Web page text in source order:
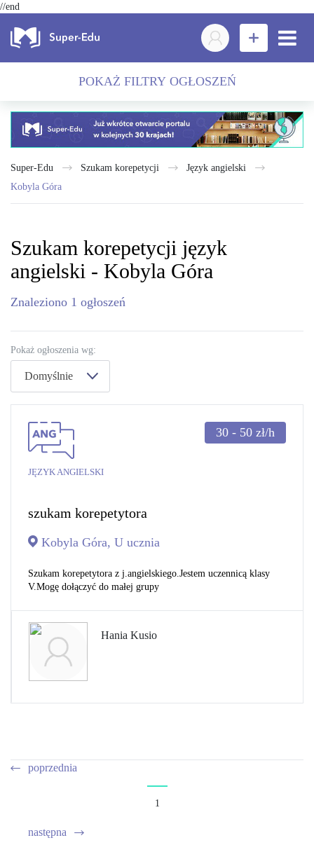
//end
POKAŻ FILTRY OGŁOSZEŃ
Super-Edu Szukam korepetycji
język angielski
Kobyla Góra
Szukam korepetycji język
angielski - Kobyla Góra
Znaleziono 1 ogłoszeń
Pokaż ogłoszenia wg:
Domyślnie
JĘZYK ANGIELSKI
30 - 50 zł/h
szukam korepetytora
Kobyla Góra, U ucznia
Szukam korepetytora z j.angielskiego.Jestem uczennicą klasy
V.Mogę dołączyć do małej grupy
Hania Kusio
poprzednia
1
następna